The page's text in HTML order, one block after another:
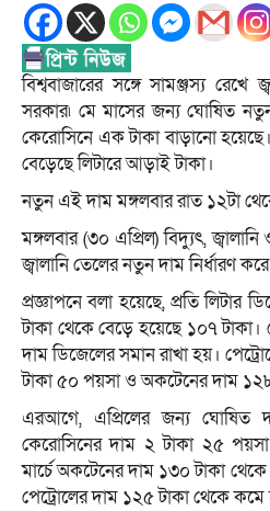
বিশ্ববাজারের সঙ্গে সামঞ্জস্য রেখে
সরকার৷ মে মাসের জন্য ঘোষিত
কেরোসিনে এক টাকা বাড়ানো
বেড়েছে লিটারে আড়াই টাকা।
নতুন এই দাম মঙ্গলবার রাত ১২টা
মঙ্গলবার (৩০ এপ্রিল) বিদ্যুৎ,
জ্বালানি তেলের নতুন দাম নির্ধারণ
প্রজ্ঞাপনে বলা হয়েছে, প্রতি
টাকা থেকে বেড়ে হয়েছে ১০৭
দাম ডিজেলের সমান রাখা হয়।
টাকা ৫০ পয়সা ও অকটেনের দাম
এরআগে, এপ্রিলের জন্য ঘোষিত
কেরোসিনের দাম ২ টাকা ২৫
মার্চে অকটেনের দাম ১৩০ টাকা
পেট্রোলের দাম ১২৫ টাকা থেকে কমে